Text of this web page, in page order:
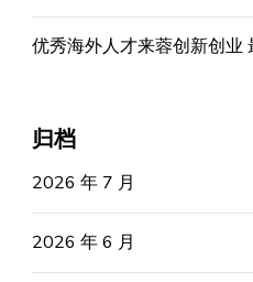
优秀海外人才来蓉创新创业
归档
2026 年 7 月
2026 年 6 月